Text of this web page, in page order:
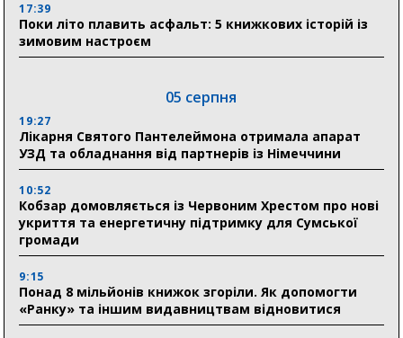
17:39
Поки літо плавить асфальт: 5 книжкових історій із
зимовим настроєм
05 серпня
19:27
Лікарня Святого Пантелеймона отримала апарат
УЗД та обладнання від партнерів із Німеччини
10:52
Кобзар домовляється із Червоним Хрестом про нові
укриття та енергетичну підтримку для Сумської
громади
9:15
Понад 8 мільйонів книжок згоріли. Як допомогти
«Ранку» та іншим видавництвам відновитися